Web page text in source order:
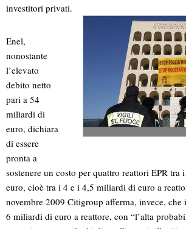
investitori privati.
Enel,
nonostante
l’elevato
debito netto
pari a 54
miliardi di
euro, dichiara
di essere
pronta a
sostenere un costo per quattro reattori EPR
euro, cioè tra i 4 e i 4,5 miliardi di euro a
novembre 2009 Citigroup afferma, invece,
6 miliardi di euro a reattore, con “l’alta